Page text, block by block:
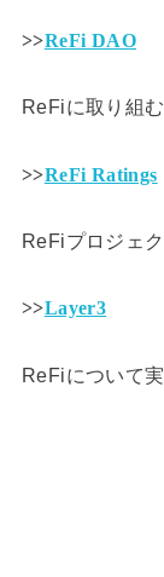
>>ReFi DAO
ReFiに取り組
>>ReFi Ratings
ReFiプロジェ
>>Layer3
ReFiについて